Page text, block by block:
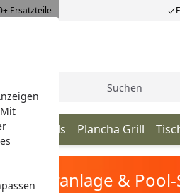
Ersatzteile
Grills Plancha Grill
&